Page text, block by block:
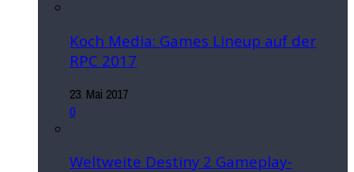
Koch Media: Games Lineup auf der
RPC 2017
23. Mai 2017
0
Weltweite Destiny 2 Gameplay-